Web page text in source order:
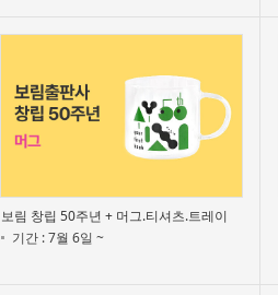
보림 창립 50주년 + 머그.티셔츠.트레이
기간 : 7월 6일 ~